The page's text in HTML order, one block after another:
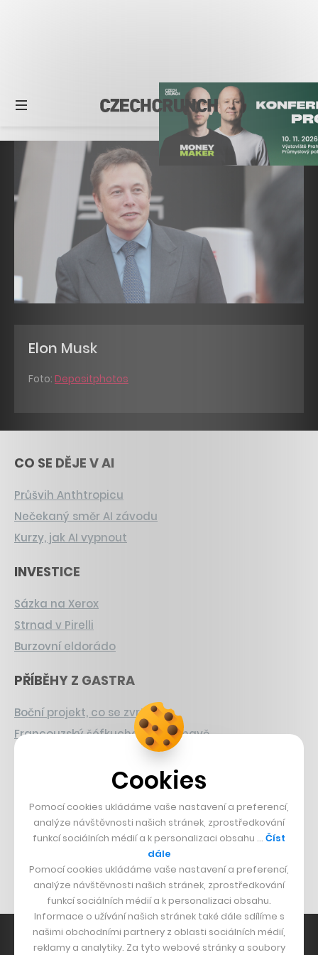
Elon Musk
Foto: Depositphotos
CO SE DĚJE V AI
Průšvih Anthtropicu
Nečekaný směr AI závodu
Kurzy, jak AI vypnout
INVESTICE
Sázka na Xerox
Strnad v Pirelli
Burzovní eldorádo
PŘÍBĚHY Z GASTRA
Boční projekt, co se zvrtnul
Francouzský šéfkuchař na Šumavě
Bomma není tichá
Originální hodinky
Nábytek z betonu
Cookies
Pomocí cookies ukládáme vaše nastavení a preferencí,
analýze návštěvnosti našich stránek, zprostředkování
funkcí sociálních médií a k personalizaci obsahu … Číst
dále
Pomocí cookies ukládáme vaše nastavení a preferencí,
analýze návštěvnosti našich stránek, zprostředkování
funkcí sociálních médií a k personalizaci obsahu.
Informace o užívání našich stránek také dále sdílíme s
našimi obchodními partnery z oblasti sociálních médií,
reklamy a analytiky. Za tyto webové stránky a soubory